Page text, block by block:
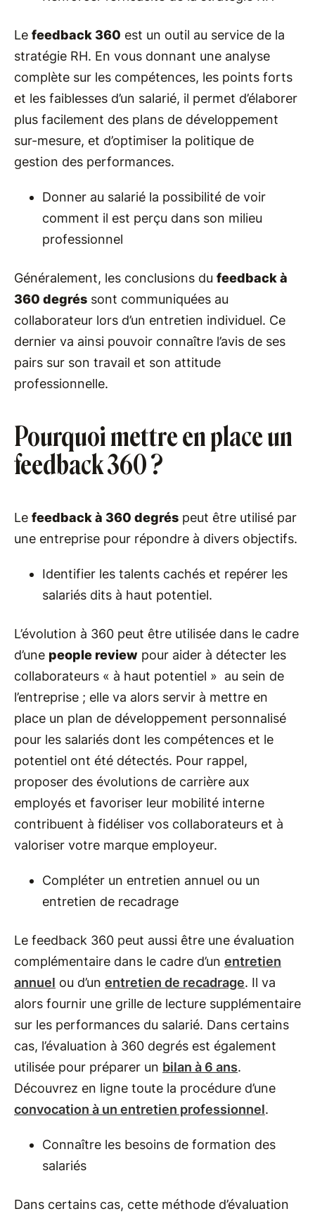
Le feedback 360 est un outil au service de la
stratégie RH. En vous donnant une analyse
complète sur les compétences, les points forts
et les faiblesses d’un salarié, il permet d’élaborer
plus facilement des plans de développement
sur-mesure, et d’optimiser la politique de
gestion des performances.
Donner au salarié la possibilité de voir
comment il est perçu dans son milieu
professionnel
Généralement, les conclusions du feedback à
360 degrés sont communiquées au
collaborateur lors d’un entretien individuel. Ce
dernier va ainsi pouvoir connaître l’avis de ses
pairs sur son travail et son attitude
professionnelle.
Pourquoi mettre en place un
feedback 360 ?
Le feedback à 360 degrés peut être utilisé par
une entreprise pour répondre à divers objectifs.
Identifier les talents cachés et repérer les
salariés dits à haut potentiel.
L’évolution à 360 peut être utilisée dans le cadre
d’une people review pour aider à détecter les
collaborateurs « à haut potentiel » au sein de
l’entreprise ; elle va alors servir à mettre en
place un plan de développement personnalisé
pour les salariés dont les compétences et le
potentiel ont été détectés. Pour rappel,
proposer des évolutions de carrière aux
employés et favoriser leur mobilité interne
contribuent à fidéliser vos collaborateurs et à
valoriser votre marque employeur.
Compléter un entretien annuel ou un
entretien de recadrage
Le feedback 360 peut aussi être une évaluation
complémentaire dans le cadre d’un entretien
annuel ou d’un entretien de recadrage. Il va
alors fournir une grille de lecture supplémentaire
sur les performances du salarié. Dans certains
cas, l’évaluation à 360 degrés est également
utilisée pour préparer un bilan à 6 ans.
Découvrez en ligne toute la procédure d’une
convocation à un entretien professionnel.
Connaître les besoins de formation des
salariés
Dans certains cas, cette méthode d’évaluation